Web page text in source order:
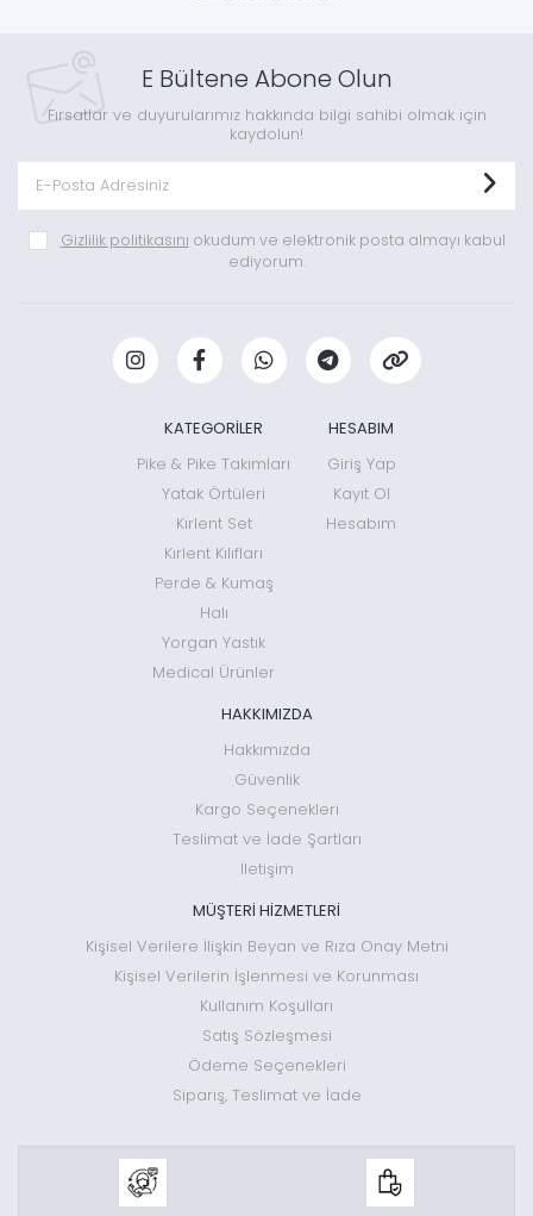
E Bültene Abone Olun
Fırsatlar ve duyurularımız hakkında bilgi sahibi olmak için
kaydolun!
Gizlilik politikasını okudum ve elektronik posta almayı kabul
ediyorum.
KATEGORİLER
Pike & Pike Takımları
Yatak Örtüleri
Kırlent Set
Kırlent Kılıfları
Perde & Kumaş
Halı
Yorgan Yastık
Medical Ürünler
HESABIM
Giriş Yap
Kayıt Ol
Hesabım
HAKKIMIZDA
Hakkımızda
Güvenlik
Kargo Seçenekleri
Teslimat ve İade Şartları
İletişim
MÜŞTERİ HİZMETLERİ
Kişisel Verilere İlişkin Beyan ve Rıza Onay Metni
Kişisel Verilerin İşlenmesi ve Korunması
Kullanım Koşulları
Satış Sözleşmesi
Ödeme Seçenekleri
Sipariş, Teslimat ve İade